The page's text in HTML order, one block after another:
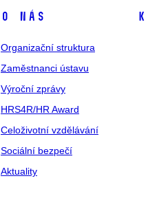
O nás
Organizační struktura
Zaměstnanci ústavu
Výroční zprávy
HRS4R/HR Award
Celoživotní vzdělávání
Sociální bezpečí
Aktuality